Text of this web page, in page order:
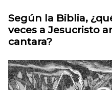
Según la Biblia,
veces a Jesucristo
cantara?